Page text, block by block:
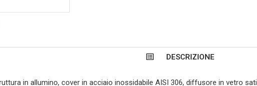
DESCRIZIONE
in allumino, cover in acciaio inossidabile AISI 306, diffusore in vetro